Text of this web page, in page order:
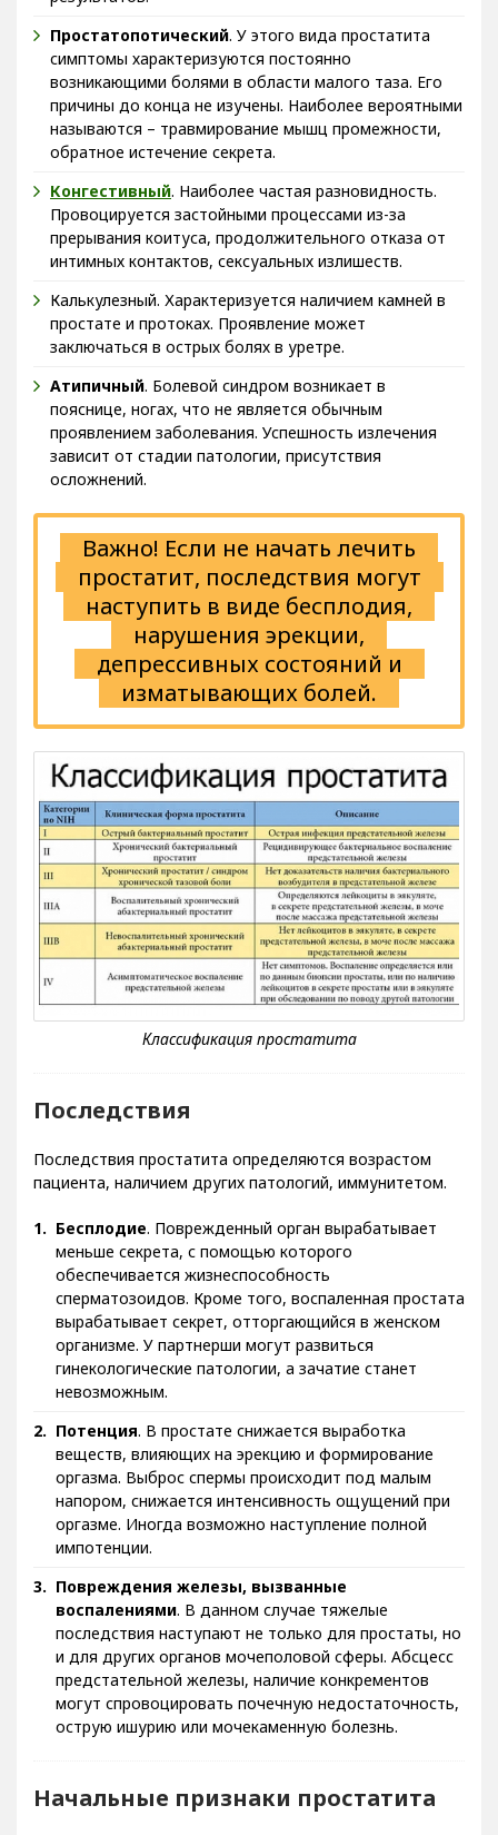
Простатопотический. У этого вида простатита
симптомы характеризуются постоянно
возникающими болями в области малого таза. Его
причины до конца не изучены. Наиболее вероятными
называются – травмирование мышц промежности,
обратное истечение секрета.
Конгестивный. Наиболее частая разновидность.
Провоцируется застойными процессами из-за
прерывания коитуса, продолжительного отказа от
интимных контактов, сексуальных излишеств.
Калькулезный. Характеризуется наличием камней в
простате и протоках. Проявление может
заключаться в острых болях в уретре.
Атипичный. Болевой синдром возникает в
пояснице, ногах, что не является обычным
проявлением заболевания. Успешность излечения
зависит от стадии патологии, присутствия
осложнений.
Важно! Если не начать лечить
простатит, последствия могут
наступить в виде бесплодия,
нарушения эрекции,
депрессивных состояний и
изматывающих болей.
Последствия
Последствия простатита определяются возрастом
пациента, наличием других патологий, иммунитетом.
Бесплодие. Поврежденный орган вырабатывает
меньше секрета, с помощью которого
обеспечивается жизнеспособность
сперматозоидов. Кроме того, воспаленная простата
вырабатывает секрет, отторгающийся в женском
организме. У партнерши могут развиться
гинекологические патологии, а зачатие станет
невозможным.
Потенция. В простате снижается выработка
веществ, влияющих на эрекцию и формирование
оргазма. Выброс спермы происходит под малым
напором, снижается интенсивность ощущений при
оргазме. Иногда возможно наступление полной
импотенции.
Повреждения железы, вызванные
воспалениями. В данном случае тяжелые
последствия наступают не только для простаты, но
и для других органов мочеполовой сферы. Абсцесс
предстательной железы, наличие конкрементов
могут спровоцировать почечную недостаточность,
острую ишурию или мочекаменную болезнь.
Начальные признаки простатита